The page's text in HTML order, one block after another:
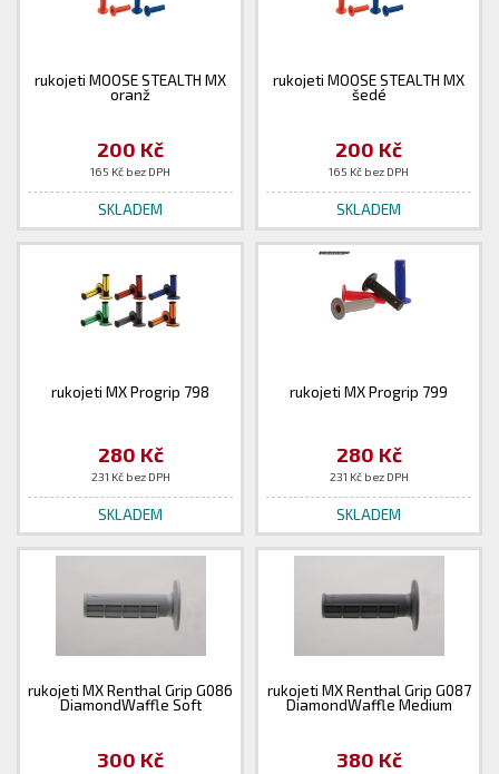
rukojeti MOOSE STEALTH MX
oranž
200 Kč
165 Kč bez DPH
SKLADEM
rukojeti MOOSE STEALTH MX
šedé
200 Kč
165 Kč bez DPH
SKLADEM
rukojeti MX Progrip 798
280 Kč
231 Kč bez DPH
SKLADEM
rukojeti MX Progrip 799
280 Kč
231 Kč bez DPH
SKLADEM
rukojeti MX Renthal Grip G086
DiamondWaffle Soft
300 Kč
rukojeti MX Renthal Grip G087
DiamondWaffle Medium
380 Kč